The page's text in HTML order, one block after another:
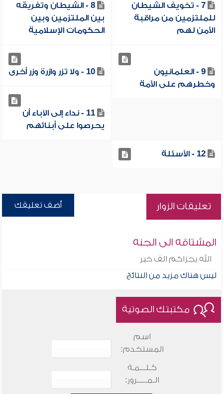
7 - تخويف الشيطان
للملتزمين من مراقبة
الأمن لهم
8 - الشيطان وتفريقه
بين الملتزمين وبين
الحكومات الإسلامية
9 - العلمانيون
وخطرهم على الأمة
10 - ولا تزر وازرة وزر أخرى
11 - نداء إلى الآباء أن
يحرصوا على أبنائهم
12 - الأسئلة
تعليقات الزوار أضف تعليقك
المشتاقه الى الجنه
الله يجزاكم الف خير
ليس هناك مزيد من النتائج
مكتبتك الصوتية
اسم
المستخدم:
كـلـــمـة
الـمـــــرور: